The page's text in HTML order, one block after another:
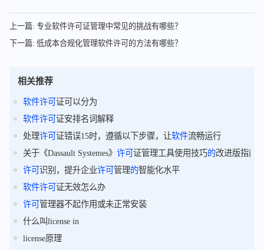
上一篇: 专业软件许可证管理中常见的挑战有哪些？
下一篇: 低成本合规化管理软件许可的方法有哪些？
相关推荐
软件许可 证可以分为
软件许可 证安排名词解释
处理许可 证错误15时，遵循以下步骤，让软件流畅运行
关于《Dassault Systemes》 许可 证管理工具使用技巧的改进版指南
许可 识别，提升企业许可 管理的智能化水平
软件许可 证无效怎么办
许可 管理器不起作用或未正常安装
什么叫license in
license原理